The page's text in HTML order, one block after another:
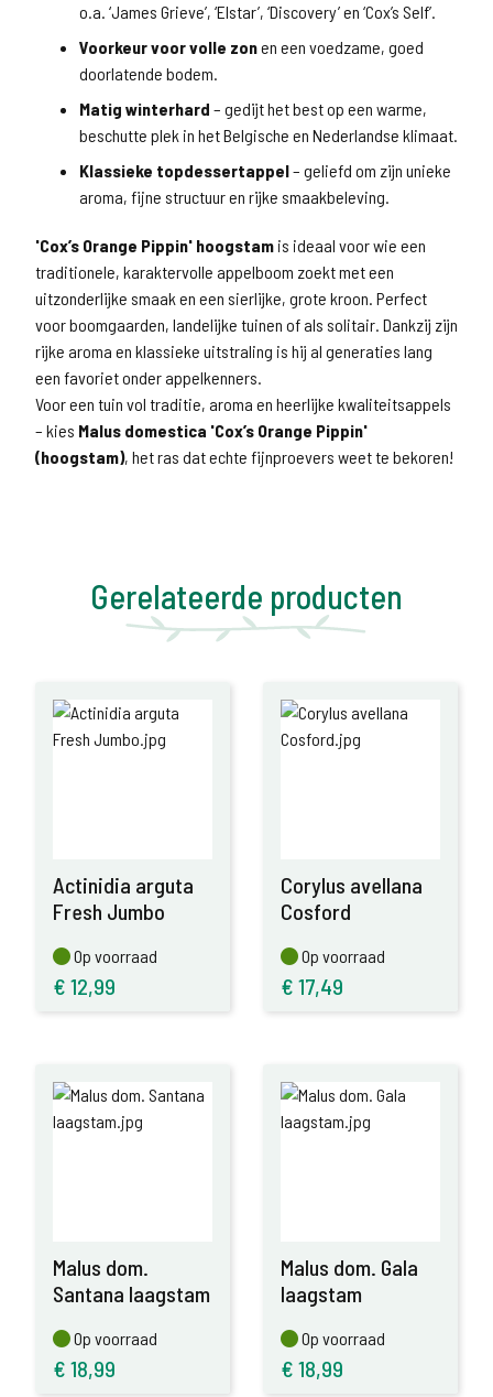
o.a. ‘James Grieve’, ‘Elstar’, ‘Discovery’ en ‘Cox’s Self’.
Voorkeur voor volle zonen een voedzame, goed
doorlatende bodem.
Matig winterhard – gedijt het best op een warme,
beschutte plek in het Belgische en Nederlandse klimaat.
Klassieke topdessertappel– geliefd om zijn unieke
aroma, fijne structuur en rijke smaakbeleving.
'Cox’s Orange Pippin' hoogstam is ideaal voor wie een
traditionele, karaktervolle appelboom zoekt met een
uitzonderlijke smaak en een sierlijke, grote kroon. Perfect
voor boomgaarden, landelijke tuinen of als solitair. Dankzij zijn
rijke aroma en klassieke uitstraling is hij al generaties lang
een favoriet onder appelkenners.
Voor een tuin vol traditie, aroma en heerlijke kwaliteitsappels
– kies Malus domestica 'Cox’s Orange Pippin'
(hoogstam), het ras dat echte fijnproevers weet te bekoren!
Gerelateerde producten
Actinidia arguta
Fresh Jumbo
Op voorraad
Op voorraad
€ 12,99
Corylus avellana
Cosford
Op voorraad
Op voorraad
€ 17,49
Malus dom.
Santana laagstam
Op voorraad
Op voorraad
€ 18,99
Malus dom. Gala
laagstam
Op voorraad
Op voorraad
€ 18,99